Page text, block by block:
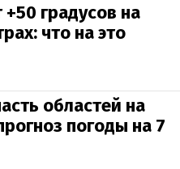
градусов на
что на это
областей на
погоды на 7